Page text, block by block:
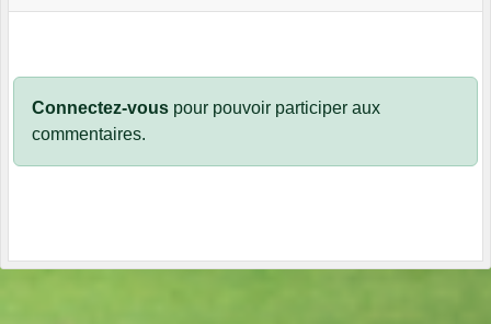
Connectez-vous pour pouvoir participer aux
commentaires.